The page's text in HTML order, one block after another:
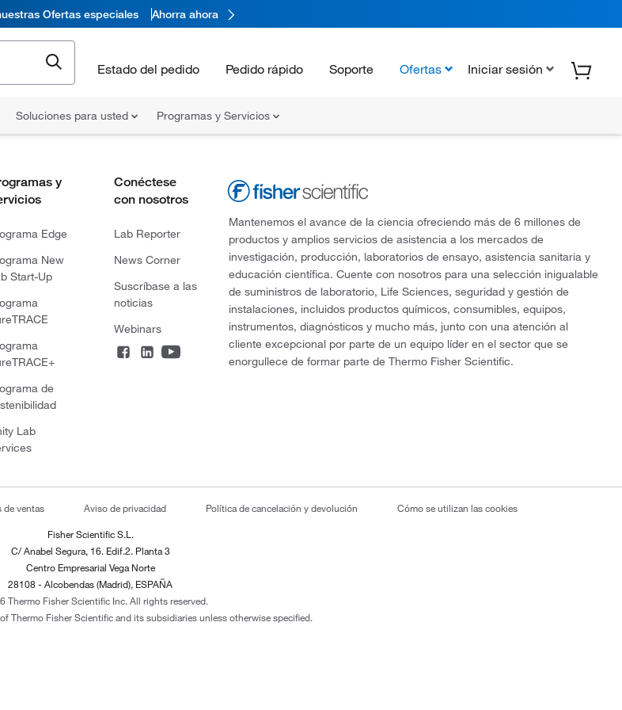
Ofertas especiales Ahorra ahora
Estado del pedido Pedido rápido Soporte Ofertas Iniciar sesión
Soluciones para usted Programas y Servicios
y
Edge
New
Start-Up
de
Lab
Conéctese
con nosotros
Lab Reporter
News Corner
Suscríbase a las
noticias
Webinars
Mantenemos el avance de la ciencia ofreciendo más de 6 millones de
productos y amplios servicios de asistencia a los mercados de
investigación, producción, laboratorios de ensayo, asistencia sanitaria y
educación científica. Cuente con nosotros para una selección inigualable
de suministros de laboratorio, Life Sciences, seguridad y gestión de
instalaciones, incluidos productos químicos, consumibles, equipos,
instrumentos, diagnósticos y mucho más, junto con una atención al
cliente excepcional por parte de un equipo líder en el sector que se
enorgullece de formar parte de Thermo Fisher Scientific.
de ventas Aviso de privacidad Política de cancelación y devolución Cómo se utilizan las cookies
Fisher Scientific S.L.
C/ Anabel Segura, 16. Edif.2. Planta 3
Centro Empresarial Vega Norte
28108 - Alcobendas (Madrid), ESPAÑA
Thermo Fisher Scientific Inc. All rights reserved.
Thermo Fisher Scientific and its subsidiaries unless otherwise specified.